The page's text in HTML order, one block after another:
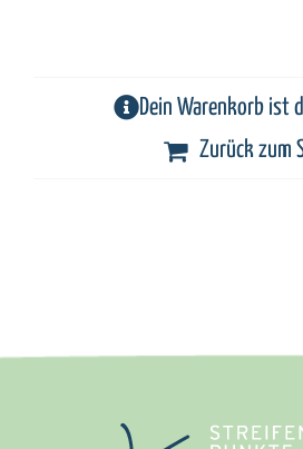
Dein Warenkorb ist
Zurück zum